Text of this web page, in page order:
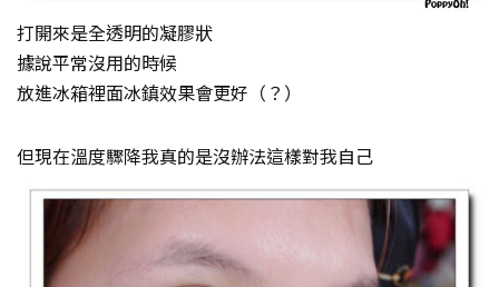
打開來是全透明的凝膠狀
據說平常沒用的時候
放進冰箱裡面冰鎮效果會更好（？）
但現在溫度驟降我真的是沒辦法這樣對我自己